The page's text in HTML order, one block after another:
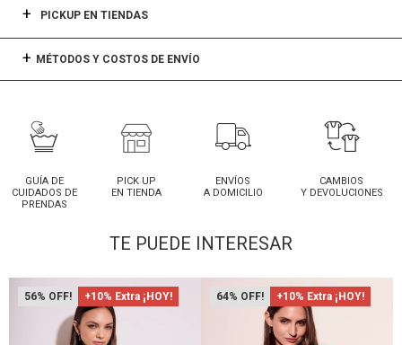
PICKUP EN TIENDAS
MÉTODOS Y COSTOS DE ENVÍO
GUÍA DE
CUIDADOS DE
PRENDAS
PICK UP
EN TIENDA
ENVÍOS
A DOMICILIO
CAMBIOS
Y DEVOLUCIONES
TE PUEDE INTERESAR
56 +10% Extra ¡HOY! 64 +10% Extra ¡HOY!